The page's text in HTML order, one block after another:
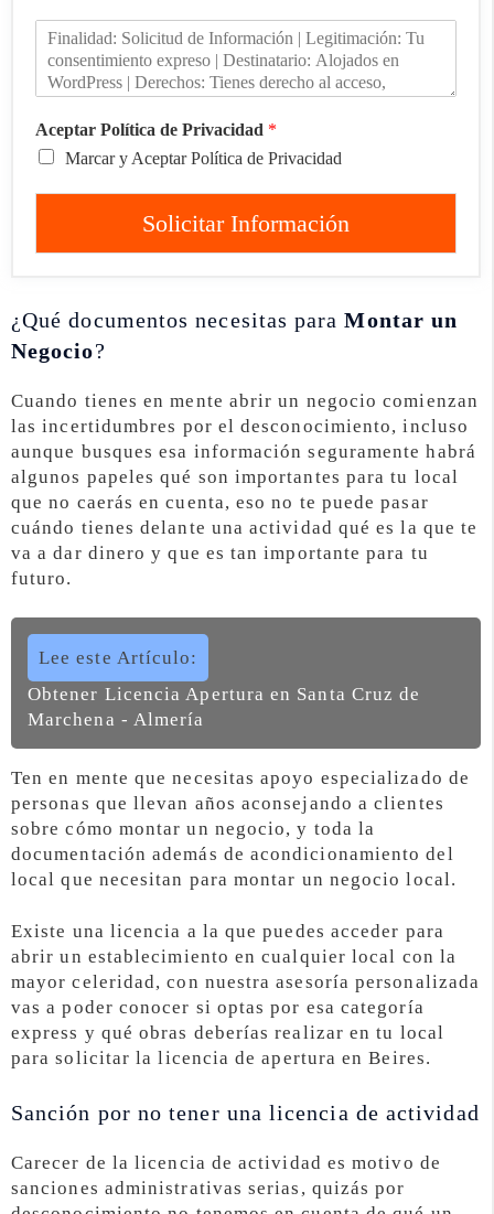
Aceptar Política de Privacidad *
Marcar y Aceptar Política de Privacidad
Solicitar Información
¿Qué documentos necesitas paraMontar un
Negocio?
Cuando tienes en mente abrir un negocio comienzan
las incertidumbres por el desconocimiento, incluso
aunque busques esa información seguramente habrá
algunos papeles qué son importantes para tu local
que no caerás en cuenta, eso no te puede pasar
cuándo tienes delante una actividad qué es la que te
va a dar dinero y que es tan importante para tu
futuro.
Lee este Artículo:
Obtener Licencia Apertura en Santa Cruz de
Marchena - Almería
Ten en mente que necesitas apoyo especializado de
personas que llevan años aconsejando a clientes
sobre cómo montar un negocio, y toda la
documentación además de acondicionamiento del
local que necesitan para montar un negocio local.
Existe una licencia a la que puedes acceder para
abrir un establecimiento en cualquier local con la
mayor celeridad, con nuestra asesoría personalizada
vas a poder conocer si optas por esa categoría
express y qué obras deberías realizar en tu local
para solicitar la licencia de apertura en Beires.
Sanción por no tener una licencia de actividad
Carecer de la licencia de actividad es motivo de
sanciones administrativas serias, quizás por